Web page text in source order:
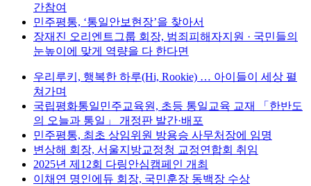
간참여
민주평통, ‘통일안보현장’을 찾아서
장재진 오리엔트그룹 회장, 범죄피해자지원 · 국민들의
눈높이에 맞게 역량을 다 한다면
우리루키, 행복한 하루(Hi, Rookie) … 아이들이 세상 펼
쳐가며
국립평화통일민주교육원, 초등 통일교육 교재 「한반도
의 오늘과 통일」 개정판 발간·배포
민주평통, 최초 상임위원 방용승 사무처장에 임명
변상해 회장, 서울지방교정청 교정연합회 취임
2025년 제12회 다링안심캠페인 개최
이채연 명인에듀 회장, 국민훈장 동백장 수상